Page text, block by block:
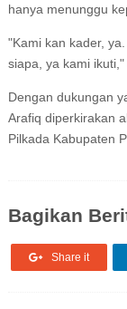
hanya menunggu
"Kami kan kader,
siapa, ya kami ikuti,"
Dengan dukungan
Arafiq diperkirakan
Pilkada Kabupaten
Bagikan
Share it